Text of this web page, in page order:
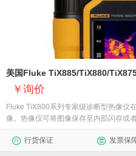
美国Fluke TiX885/TiX880/
询价
​Fluke TiX800系列专家级诊断型热像仪
像。热像仪可将图像保存至内部闪存或
行货保证 发票保